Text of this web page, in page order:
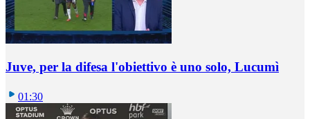
Juve, per la difesa l'obiettivo è uno solo, Lucumì
01:30